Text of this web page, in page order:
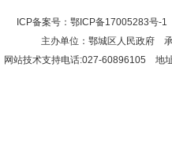
ICP备案号： 鄂ICP备17005283号-1
主办单位：鄂城区人民政府
网站技术支持电话:027-60896105 地